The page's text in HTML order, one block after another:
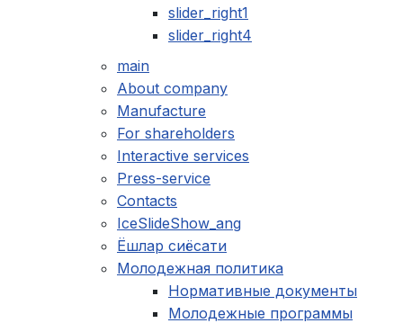
slider_right1
slider_right4
main
About company
Manufacture
For shareholders
Interactive services
Press-service
Contacts
IceSlideShow_ang
Ёшлар сиёсати
Молодежная политика
Нормативные документы
Молодежные программы